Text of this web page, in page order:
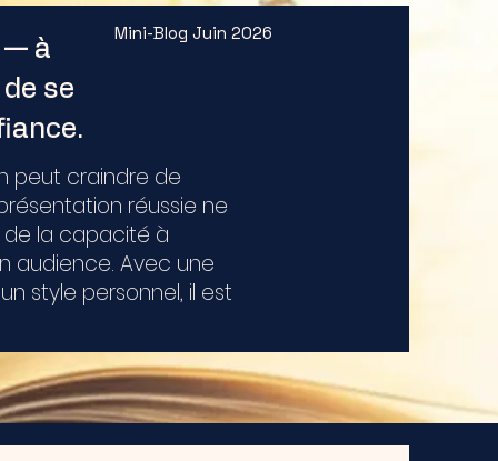
— à
se
Mini-Blog Juin 2026
peut craindre de
réussie ne
de la capacité à
audience. Avec une
style personnel, il est